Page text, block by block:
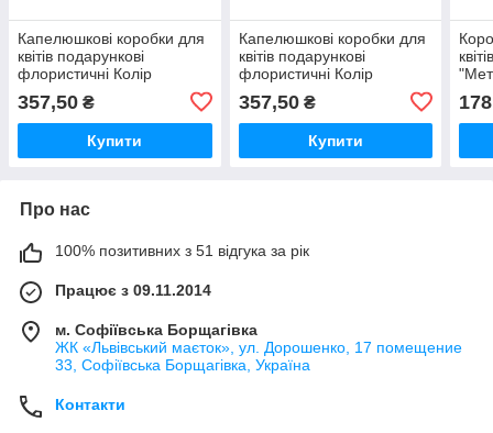
Капелюшкові коробки для
квітів подарункові
флористичні Колір
Капелюшкові коробки для
квітів подарункові
357,50 ₴
Купити
Капелюшкові коробки для
квітів подарункові
флористичні Колір
Капелюшкові коробки для
квітів подарункові
357,50₴
Купити
Про нас
100% позитивних з 51 відгука за рік
Працює з 09.11.2014
м. Софіївська Борщагівка
ЖК «Львівський маєток», ул. Дорошенко, 17 помещение
33, Софіївська Борщагівка, Україна
Контакти